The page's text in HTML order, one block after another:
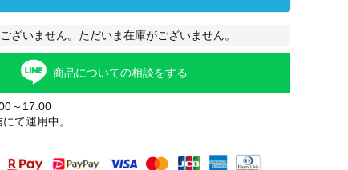
ざいません。ただいま在庫がございません。
商品についての相談をする
～17:00
て運用中。